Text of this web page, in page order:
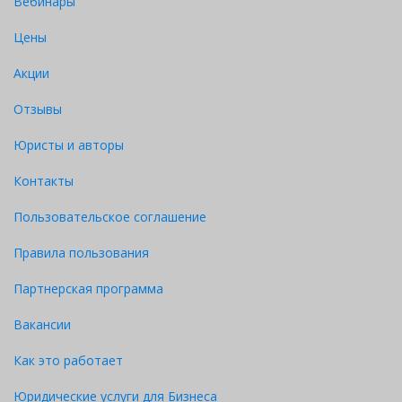
Цены
Акции
Отзывы
Юристы и авторы
Контакты
Пользовательское соглашение
Правила пользования
Партнерская программа
Вакансии
Как это работает
Юридические услуги для Бизнеса